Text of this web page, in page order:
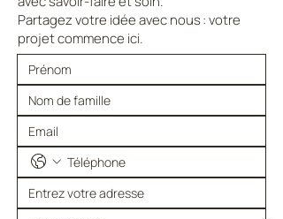
Partagez votre idée avec nous : votre
projet commence ici.